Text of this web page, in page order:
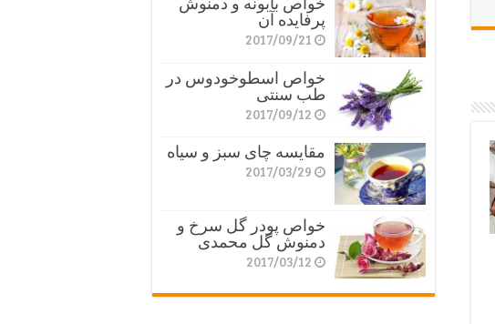
پرفایده آن
2017/09/21
خواص اسطوخودوس در
طب سنتی
2017/09/12
مقایسه چای سبز و سیاه
2017/03/29
خواص پودر گل سرخ و
دمنوش گل محمدی
2017/03/12